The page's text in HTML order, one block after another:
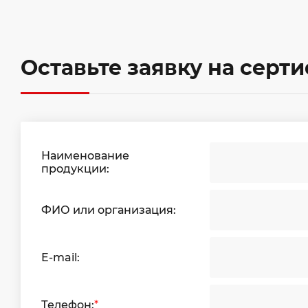
Оставьте заявку на
Наименование
продукции:
ФИО или организация:
E-mail:
Телефон:*